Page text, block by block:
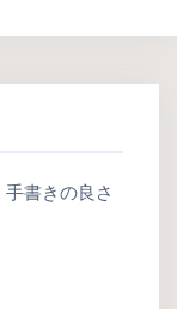
書きの良さ